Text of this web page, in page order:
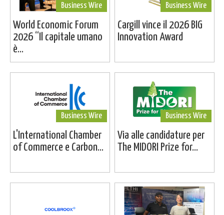
Business Wire
World Economic Forum
2026 “Il capitale umano
è...
Business Wire
Cargill vince il 2026 BIG
Innovation Award
Business Wire
L'International Chamber
of Commerce e Carbon...
Business Wire
Via alle candidature per
The MIDORI Prize for...